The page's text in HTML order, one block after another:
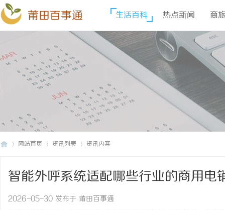
莆田百事通 生活百科 热点新闻 商
网站首页 资讯列表 资讯内容
智能外呼系统适配哪些行业的商用电
2026-05-30 发布于 莆田百事通